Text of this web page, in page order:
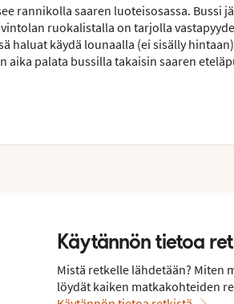
rannikolla saaren luoteisosassa. Bussi
ruokalistalla on tarjolla
haluat käydä lounaalla (ei sisälly
aika palata bussilla takaisin saaren
Käytännön tietoa
Mistä retkelle lähdetään? Miten
löydät kaiken matkakohteiden